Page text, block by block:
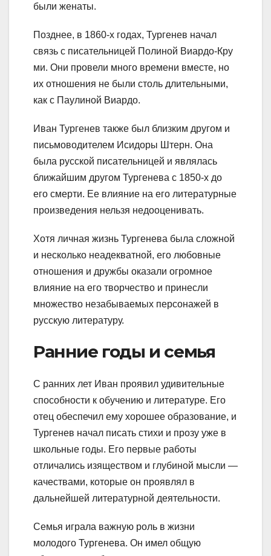
были женаты.
Позднее, в 1860-х годах, Тургенев начал
связь с писательницей Полиной Виардо-Кру
ми. Они провели много времени вместе, но
их отношения не были столь длительными,
как с Паулиной Виардо.
Иван Тургенев также был близким другом и
письмоводителем Исидоры Штерн. Она
была русской писательницей и являлась
ближайшим другом Тургенева с 1850-х до
его смерти. Ее влияние на его литературные
произведения нельзя недооценивать.
Хотя личная жизнь Тургенева была сложной
и несколько неадекватной, его любовные
отношения и дружбы оказали огромное
влияние на его творчество и принесли
множество незабываемых персонажей в
русскую литературу.
Ранние годы и семья
С ранних лет Иван проявил удивительные
способности к обучению и литературе. Его
отец обеспечил ему хорошее образование, и
Тургенев начал писать стихи и прозу уже в
школьные годы. Его первые работы
отличались изяществом и глубиной мысли —
качествами, которые он проявлял в
дальнейшей литературной деятельности.
Семья играла важную роль в жизни
молодого Тургенева. Он имел общую